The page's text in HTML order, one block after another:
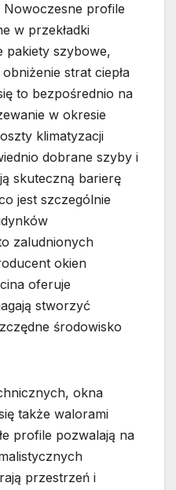
profile
w przekładki
pakiety szybowe,
strat ciepła
to bezpośrednio na
w okresie
klimatyzacji
dobrane szyby i
skuteczną barierę
jest szczególnie
zaludnionych
okien
oferuje
stworzyć
środowisko
okna
także walorami
profile pozwalają na
przestrzeń i